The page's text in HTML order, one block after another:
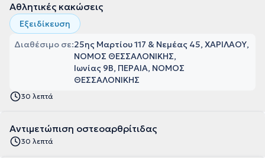
Αθλητικές κακώσεις
Εξειδίκευση
Διαθέσιμο σε:25ης Μαρτίου 117 & Νεμέας 45, ΧΑΡΙΛΑΟΥ,
ΝΟΜΟΣ ΘΕΣΣΑΛΟΝΙΚΗΣ
Ιωνίας 9Β, ΠΕΡΑΙΑ, ΝΟΜΟΣ
ΘΕΣΣΑΛΟΝΙΚΗΣ
30 λεπτά
Αντιμετώπιση οστεοαρθρίτιδας
30 λεπτά